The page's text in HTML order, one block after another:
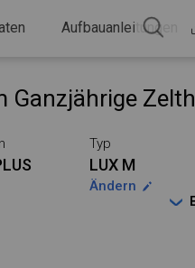
Aufbauanleitungen
Ganzjährige
Typ
LUX M
Ändern